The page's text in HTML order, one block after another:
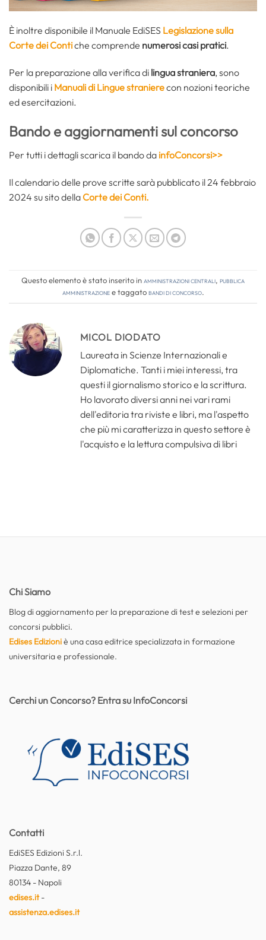
È inoltre disponibile il Manuale EdiSES Legislazione sulla
Corte dei Contiche comprende numerosi casi pratici.
Per la preparazione alla verifica di lingua straniera, sono
disponibili i Manuali di Lingue stranierecon nozioni teoriche
ed esercitazioni.
Bando e aggiornamenti sul concorso
Per tutti i dettagli scarica il bando da infoConcorsi>>
Il calendario delle prove scritte sarà pubblicato il 24 febbraio
2024 su sito dellaCorte dei Conti.
Questo elemento è stato inserito in Amministrazioni Centrali, Pubblica
amministrazionee taggatobandi di concorso.
MICOL DIODATO
Laureata in Scienze Internazionali e
Diplomatiche. Tanti i miei interessi, tra
questi il giornalismo storico e la scrittura.
Ho lavorato diversi anni nei vari rami
dell'editoria tra riviste e libri, ma l'aspetto
che più mi caratterizza in questo settore è
l'acquisto e la lettura compulsiva di libri
Chi Siamo
Blog di aggiornamento per la preparazione di test e selezioni per
concorsi pubblici.
Edises Edizioniè una casa editrice specializzata in formazione
universitaria e professionale.
Contatti
EdiSES Edizioni S.r.l.
Piazza Dante, 89
80134 - Napoli
edises.it-
assistenza.edises.it
Cerchi un Concorso? Entra su InfoConcorsi